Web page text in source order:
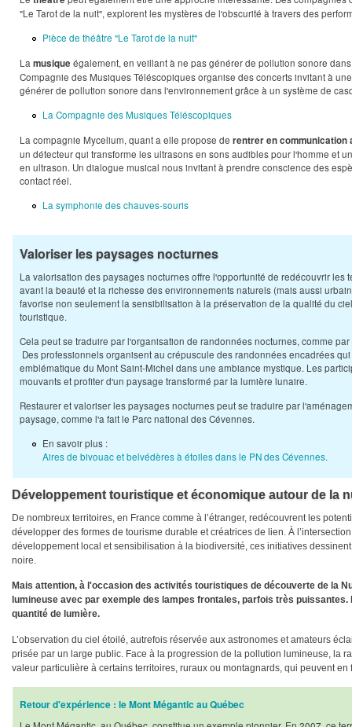
"Le Tarot de la nuit", explorent les mystères de l'obscurité à travers des
Pièce de théâtre "Le Tarot de la nuit"
La musique également, en veillant à ne pas générer de pollution sonore
Compagnie des Musiques Téléscopiques organise des concerts invitant à
générer de pollution sonore dans l'environnement grâce à un système de
La Compagnie des Musiques Téléscopiques
La compagnie Mycelium, quant a elle propose de rentrer en
un détecteur qui transforme les ultrasons en sons audibles pour l'homme et
en ultrason. Un dialogue musical nous invitant à prendre conscience des
contact réel.
La symphonie des chauves-souris
Valoriser les paysages nocturnes
La valorisation des paysages nocturnes offre l'opportunité de redécouvrir les
avant la beauté et la richesse des environnements naturels (mais aussi
favorise non seulement la sensibilisation à la préservation de la qualité du
touristique.
Cela peut se traduire par l'organisation de randonnées nocturnes, comme
Des professionnels organisent au crépuscule des randonnées encadrées
emblématique du Mont Saint-Michel dans une ambiance mystique. Les
mouvants et profiter d'un paysage transformé par la lumière lunaire.
Restaurer et valoriser les paysages nocturnes peut se traduire par
paysage, comme l'a fait le Parc national des Cévennes.
En savoir plus :
Aires de bivouac et belvédères à étoiles dans le PN des Cévennes.
Développement touristique et économique autour de la
De nombreux territoires, en France comme à l’étranger, redécouvrent les
développer des formes de tourisme durable et créatrices de lien. À
développement local et sensibilisation à la biodiversité, ces initiatives
noire.
Mais attention, à l'occasion des activités touristiques de découverte de la
lumineuse avec par exemple des lampes frontales, parfois très puissantes.
quantité de lumière.
L’observation du ciel étoilé, autrefois réservée aux astronomes et amateurs
prisée par un large public. Face à la progression de la pollution lumineuse, la
valeur particulière à certains territoires, ruraux ou montagnards, qui peuvent en
Retour d'expérience : le Mont Mégantic au Québec